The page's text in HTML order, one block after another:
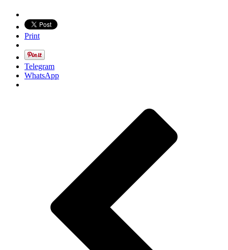
Print
Telegram
WhatsApp